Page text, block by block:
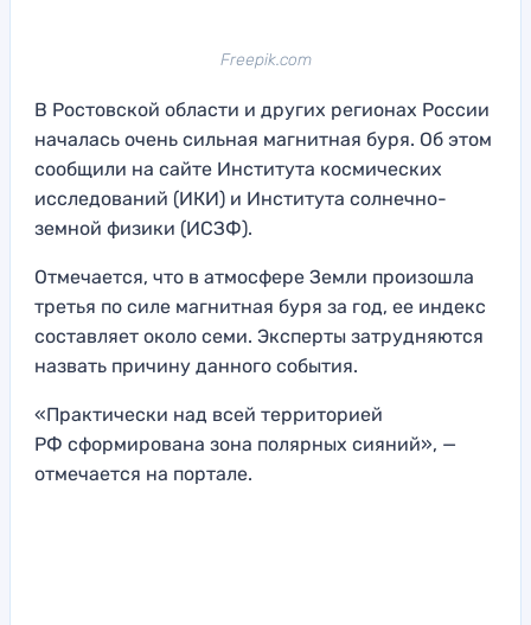
Freepik.com
В Ростовской области и других регионах России
началась очень сильная магнитная буря. Об этом
сообщили на сайте Института космических
исследований (ИКИ) и Института солнечно-
земной физики (ИСЗФ).
Отмечается, что в атмосфере Земли произошла
третья по силе магнитная буря за год, ее индекс
составляет около семи. Эксперты затрудняются
назвать причину данного события.
«Практически над всей территорией
РФ сформирована зона полярных сияний», —
отмечается на портале.